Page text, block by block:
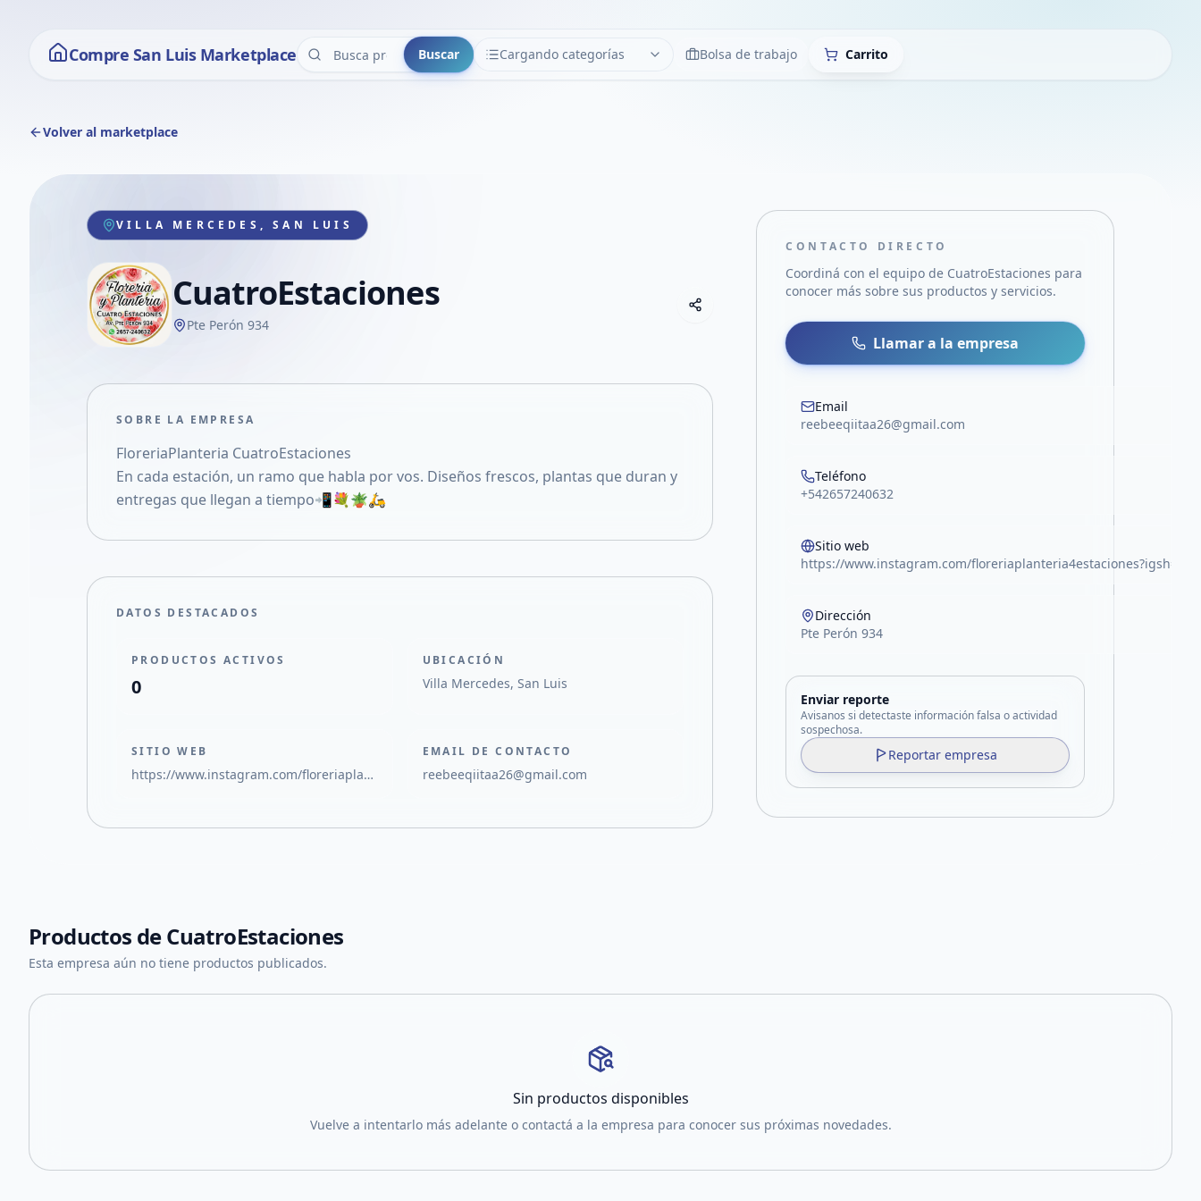
Compre San Luis Marketplace Buscar Cargando categorías
CATEGORÍAS LimpiarBolsa de trabajo Carrito
Volver al marketplace
VILLA MERCEDES, SAN LUIS
CuatroEstaciones
Pte Perón 934
Compartir empresa
Compartir por WhatsApp
Compartir por mail
Compartir en Facebook
SOBRE LA EMPRESA
FloreriaPlanteria CuatroEstaciones
En cada estación, un ramo que habla por vos. Diseños frescos, plantas que duran y
entregas que llegan a tiempo📲💐🪴🛵
DATOS DESTACADOS
PRODUCTOS ACTIVOS
0
UBICACIÓN
Villa Mercedes, San Luis
SITIO WEB
https://www.instagram.com/floreriaplanteria4estaciones?igsh=MXg5ajNldnpzc2R3Mw==
EMAIL DE CONTACTO
reebeeqiitaa26@gmail.com
CONTACTO DIRECTO
Coordiná con el equipo de CuatroEstaciones para
conocer más sobre sus productos y servicios.
Llamar a la empresa
Email
reebeeqiitaa26@gmail.com
Teléfono
+542657240632
Sitio web
https://www.instagram.com/
Dirección
Pte Perón 934
Enviar reporte
Avisanos si detectaste información falsa o actividad
sospechosa.
Reportar empresa
Productos deCuatroEstaciones
Esta empresa aún no tiene productos publicados.
Sin productos disponibles
Vuelve a intentarlo más adelante o contactá a la empresa para conocer sus próximas novedades.